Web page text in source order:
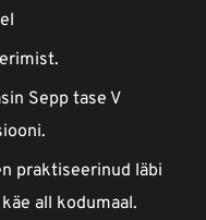
Sepp tase V
praktiseerinud läbi
all kodumaal.